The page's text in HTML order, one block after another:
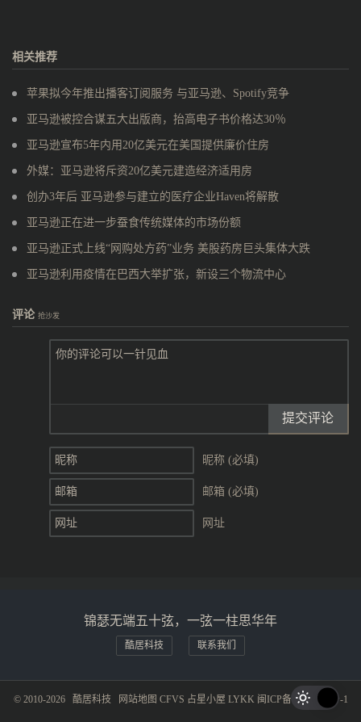
相关推荐
苹果拟今年推出播客订阅服务 与亚马逊、Spotify竞争
亚马逊被控合谋五大出版商，抬高电子书价格达30％
亚马逊宣布5年内用20亿美元在美国提供廉价住房
外媒：亚马逊将斥资20亿美元建造经济适用房
创办3年后 亚马逊参与建立的医疗企业Haven将解散
亚马逊正在进一步蚕食传统媒体的市场份额
亚马逊正式上线“网购处方药”业务 美股药房巨头集体大跌
亚马逊利用疫情在巴西大举扩张，新设三个物流中心
评论 抢沙发
提交评论
昵称 (必填)
邮箱 (必填)
网址
锦瑟无端五十弦，一弦一柱思华年
酷居科技 联系我们
© 2010-2026 酷居科技 网站地图 CFVS 占星小屋 LYKK 闽ICP备19015281号-1